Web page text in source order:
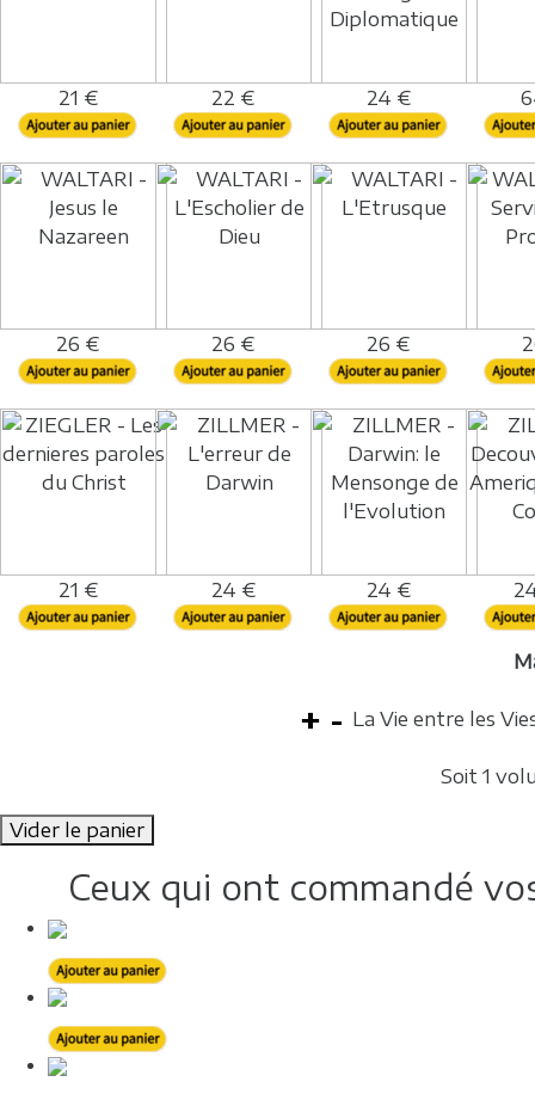
21 € 22 € 24 €
26 € 26 € 26 €
21 € 24 € 24 €
La Vie entre les
Soit 1
Vider le panier
Ceux qui ont commandé